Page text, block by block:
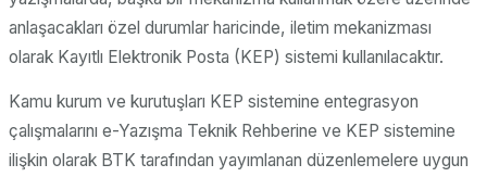
anlaşacakları özel durumlar haricinde, iletim mekanizması
olarak Kayıtlı Elektronik Posta (KEP) sistemi kullanılacaktır.
Kamu kurum ve kurutuşları KEP sistemine entegrasyon
çalışmalarını e-Yazışma Teknik Rehberine ve KEP sistemine
ilişkin olarak BTK tarafından yayımlanan düzenlemelere uygun